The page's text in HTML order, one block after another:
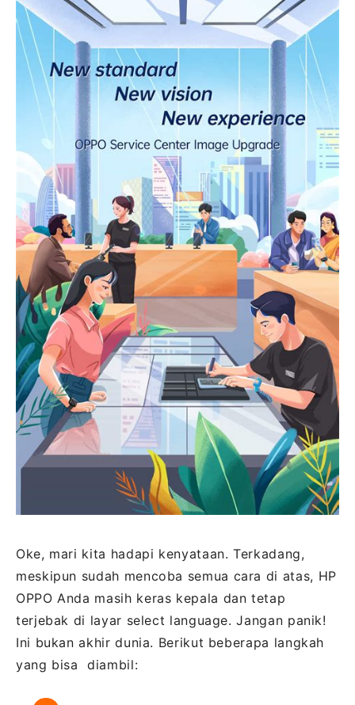
Oke, mari kita hadapi kenyataan. Terkadang,
meskipun sudah mencoba semua cara di atas, HP
OPPO Anda masih keras kepala dan tetap
terjebak di layar select language. Jangan panik!
Ini bukan akhir dunia. Berikut beberapa langkah
yang bisa diambil: